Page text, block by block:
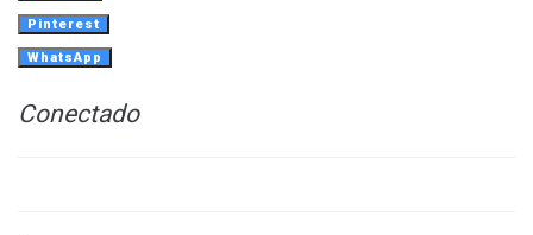
Pinterest
WhatsApp
Conectado